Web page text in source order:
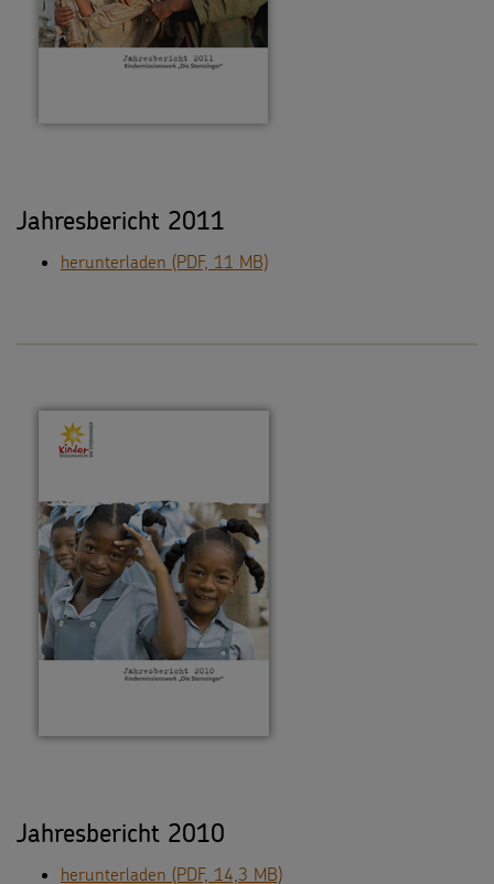
Jahresbericht 2011
herunterladen (PDF, 11 MB)
Jahresbericht 2010
herunterladen (PDF, 14,3 MB)